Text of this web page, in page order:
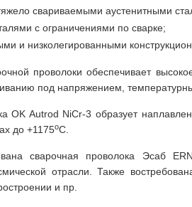
свариваемыми аустенитными
с ограничениями по сварке;
и низколегированными
проволоки обеспечивает
под напряжением,
OK Autrod NiCr-3 образует
до +1175оС.
сварочная проволока Эсаб
отрасли. Также
и пр.